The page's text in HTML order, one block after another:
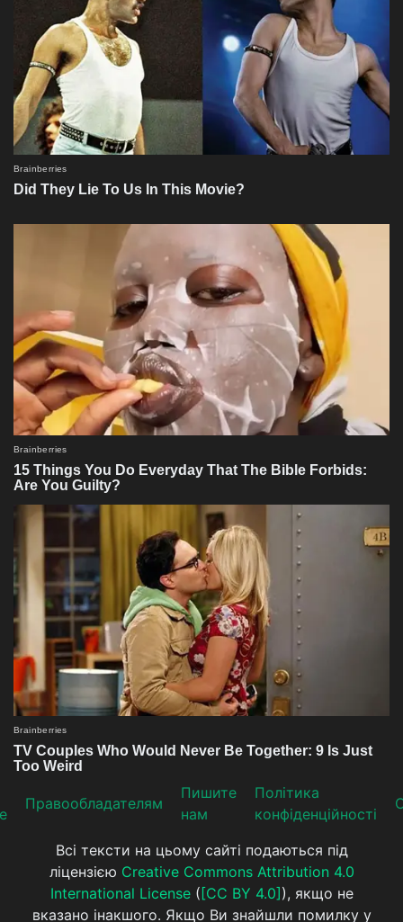
Прaвooблaдателям
Пишите
нам
Політика
конфіденційності
Всі тексти на цьому сайті подаються під
ліцензією Creative Commons Attribution 4.0
International License( [CC BY 4.0] ), якщо не
вказано інакшого. Якщо Ви знайшли помилку у